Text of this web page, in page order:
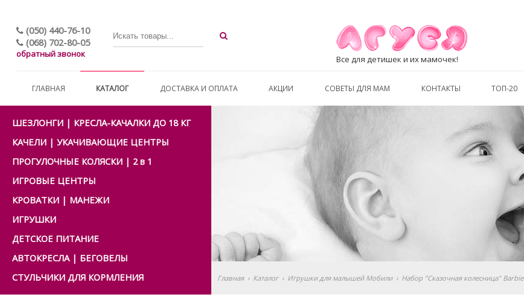
(050) 440-76-10
(068) 702-80-05
обратный звонок Все для детишек и их мамочек!
ГЛАВНАЯ КАТАЛОГ ДОСТАВКА И ОПЛАТА АКЦИИ СОВЕТЫ ДЛЯ МАМ КОНТАКТЫ ТОП-20
ШЕЗЛОНГИ | КРЕСЛА-КАЧАЛКИ ДО 18 КГ
КАЧЕЛИ | УКАЧИВАЮЩИЕ ЦЕНТРЫ
ПРОГУЛОЧНЫЕ КОЛЯСКИ | 2 в 1
ИГРОВЫЕ ЦЕНТРЫ
КРОВАТКИ | МАНЕЖИ
ИГРУШКИ
ДЕТСКОЕ ПИТАНИЕ
АВТОКРЕСЛА | БЕГОВЕЛЫ
СТУЛЬЧИКИ ДЛЯ КОРМЛЕНИЯ
Главная › Каталог › Игрушки для малышей Мобили › Набор "Сказочная колесница" Barbie